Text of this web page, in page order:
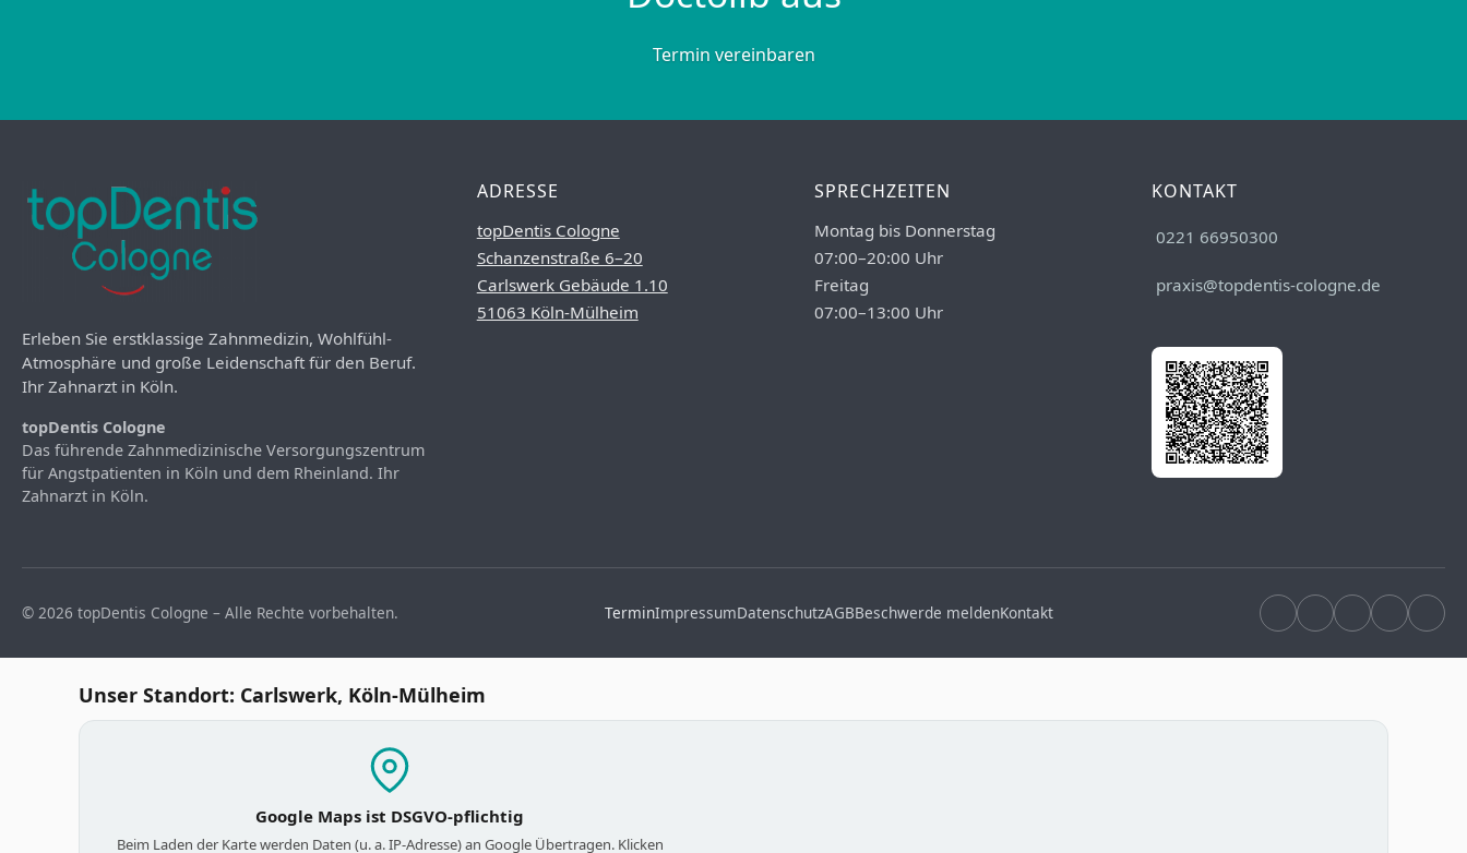
Termin vereinbaren
Erleben Sie erstklassige Zahnmedizin, Wohlfühl-
Atmosphäre und große Leidenschaft für den Beruf.
Ihr Zahnarzt in Köln.
topDentis Cologne
Das führende Zahnmedizinische Versorgungszentrum
für Angstpatienten in Köln und dem Rheinland. Ihr
Zahnarzt in Köln.
ADRESSE
topDentis Cologne
Schanzenstraße 6–20
Carlswerk Gebäude 1.10
51063 Köln-Mülheim
SPRECHZEITEN
Montag bis Donnerstag
07:00–20:00 Uhr
Freitag
07:00–13:00 Uhr
KONTAKT
0221 66950300
praxis@topdentis-cologne.de
© 2026 topDentis Cologne – Alle Rechte vorbehalten. TerminImpressumDatenschutzAGBBeschwerde meldenKontakt
Unser Standort: Carlswerk, Köln-Mülheim
Google Maps ist DSGVO-pflichtig
Beim Laden der Karte werden Daten (u. a. IP-Adresse) an Google Übertragen. Klicken